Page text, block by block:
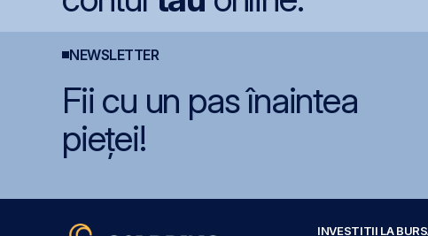
NEWSLETTER
Fii cu un pas înaintea
pieței!
INVESTIȚII LA